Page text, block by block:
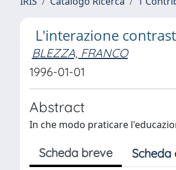
L'interazione
BLEZZA, FRANCO
1996-01-01
Abstract
In che modo praticare
Scheda breve